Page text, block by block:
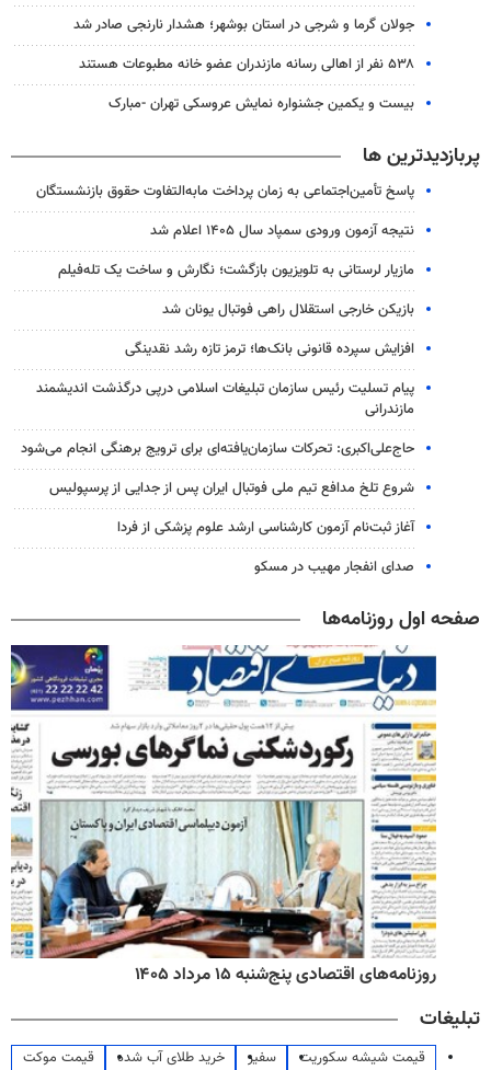
جولان گرما و شرجی در استان بوشهر؛ هشدار نارنجی صادر شد
۵۳۸ نفر از اهالی رسانه مازندران عضو خانه مطبوعات هستند
بیست و یکمین جشنواره نمایش عروسکی تهران -مبارک
پربازدیدترین ها
پاسخ تأمین‌اجتماعی به زمان پرداخت مابه‌التفاوت حقوق بازنشستگان
نتیجه آزمون ورودی سمپاد سال ۱۴۰۵ اعلام شد
مازیار لرستانی به تلویزیون بازگشت؛ نگارش و ساخت یک تله‌فیلم
بازیکن خارجی استقلال راهی فوتبال یونان شد
افزایش سپرده قانونی بانک‌ها؛ ترمز تازه رشد نقدینگی
پیام تسلیت رئیس سازمان تبلیغات اسلامی درپی درگذشت اندیشمند
مازندرانی
حاج‌علی‌اکبری: تحرکات سازمان‌یافته‌ای برای ترویج برهنگی انجام می‌شود
شروع تلخ مدافع تیم ملی فوتبال ایران پس از جدایی از پرسپولیس
آغاز ثبت‌نام‌ آزمون کارشناسی ارشد علوم پزشکی از فردا
صدای انفجار مهیب در مسکو
صفحه اول روزنامه‌ها
روزنامه‌های اقتصادی پنج‌شنبه ۱۵ مرداد ۱۴۰۵
تبلیغات
قیمت شیشه سکوریت سفیر خرید طلای آب شده
قیمت موکت